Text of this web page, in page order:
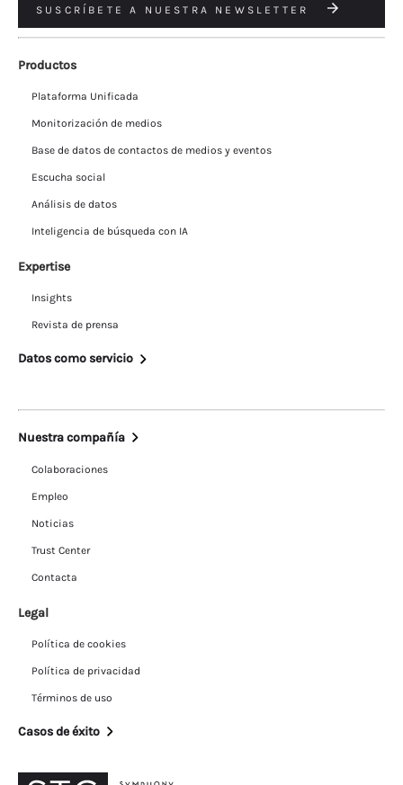
SUSCRÍBETE A NUESTRA NEWSLETTER
Productos
Plataforma Unificada
Monitorización de medios
Base de datos de contactos de medios y eventos
Escucha social
Análisis de datos
Inteligencia de búsqueda con IA
Expertise
Insights
Revista de prensa
Datos como servicio
Nuestra compañía
Colaboraciones
Empleo
Noticias
Trust Center
Contacta
Legal
Política de cookies
Política de privacidad
Términos de uso
Casos de éxito